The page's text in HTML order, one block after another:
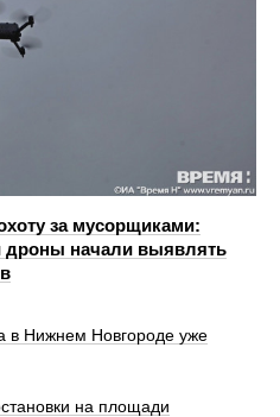
за мусорщиками:
дроны начали выявлять
в Нижнем Новгороде уже
на площади